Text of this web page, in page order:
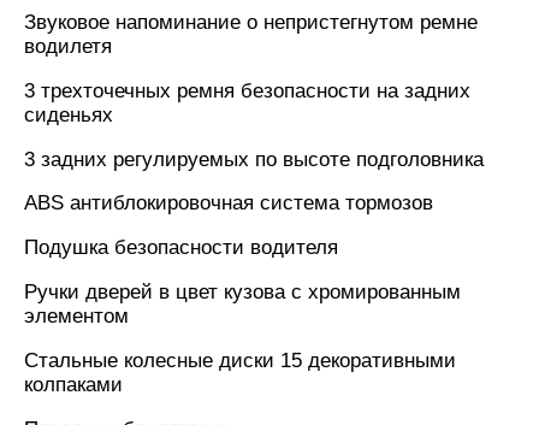
Звуковое напоминание о непристегнутом ремне
водилетя
3 трехточечных ремня безопасности на задних
сиденьях
3 задних регулируемых по высоте подголовника
ABS антиблокировочная система тормозов
Подушка безопасности водителя
Ручки дверей в цвет кузова с хромированным
элементом
Стальные колесные диски 15 декоративными
колпаками